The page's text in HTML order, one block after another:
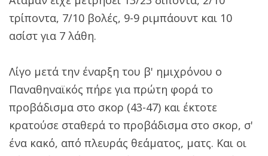
τρίποντα, 7/10 βολές, 9-9 ριμπάουντ και 10
ασίστ για 7 λάθη.
Λίγο μετά την έναρξη του β' ημιχρόνου ο
Παναθηναϊκός πήρε για πρώτη φορά το
προβάδισμα στο σκορ (43-47) και έκτοτε
κρατούσε σταθερά το προβάδισμα στο σκορ, σ'
ένα κακό, από πλευράς θεάματος, ματς. Και οι